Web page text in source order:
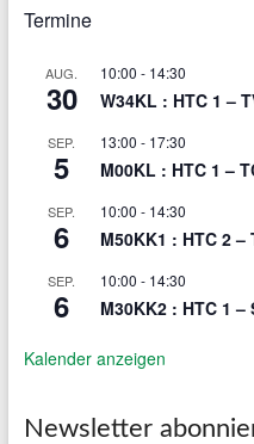
Termine
AUG.
30
10:00 - 14:30
W34KL : HTC 1 –
SEP.
5
13:00 - 17:30
M00KL : HTC 1 –
SEP.
6
10:00 - 14:30
M50KK1 : HTC 2
SEP.
6
10:00 - 14:30
M30KK2 : HTC 1 –
Kalender anzeigen
Newsletter